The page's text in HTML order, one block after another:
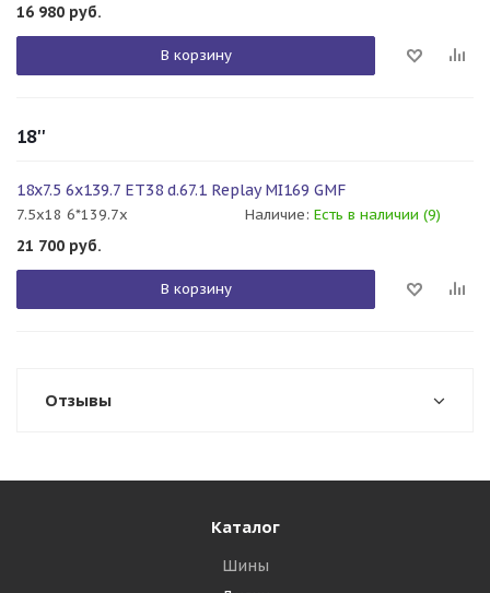
16 980 руб.
В корзину
18''
18x7.5 6x139.7 ET38 d.67.1 Replay MI169 GMF
7.5x18 6*139.7x Наличие: Есть в наличии (9)
21 700 руб.
В корзину
Отзывы
Каталог
Шины